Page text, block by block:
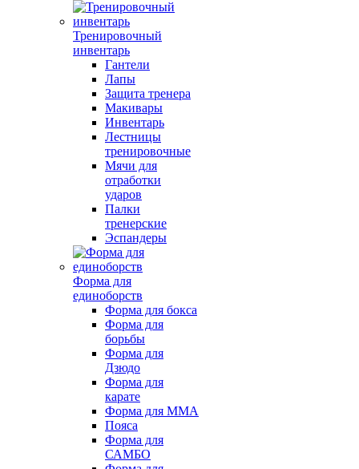
Тренировочный
инвентарь
Гантели
Лапы
Защита тренера
Макивары
Инвентарь
Лестницы
тренировочные
Мячи для
отработки
ударов
Палки
тренерские
Эспандеры
Форма для
единоборств
Форма для бокса
Форма для
борьбы
Форма для
Дзюдо
Форма для
карате
Форма для MMA
Пояса
Форма для
САМБО